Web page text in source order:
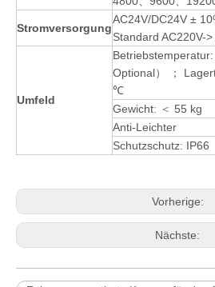
Stromversorgung
AC24V/DC24V ±
Standard AC220V-
Umfeld
Optional） ；
℃
Gewicht: ＜ 55 kg
Anti-Leichter
Schutzschutz: IP66
Vorherige:
Nächste: